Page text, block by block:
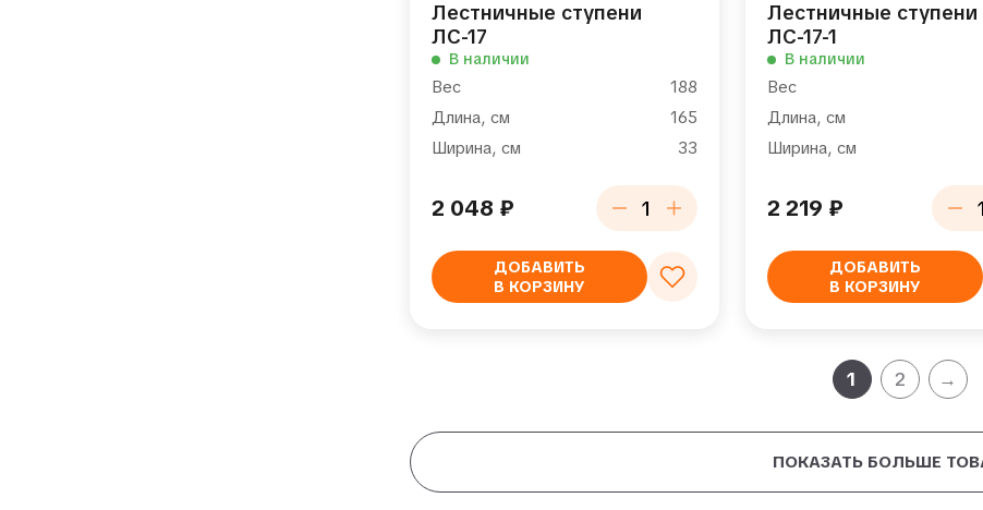
Лестничные ступени
ЛС-17
В наличии
Вес
188
Длина, см
165
Ширина, см
33
2 048 ₽
ДОБАВИТЬ
В КОРЗИНУ
Лестничные ступени
ЛС-17-1
В наличии
Вес
Длина, см
Ширина, см
2 219 ₽
ДОБАВИТЬ
В КОРЗИНУ
1 2 →
ПОКАЗАТЬ БОЛЬШЕ